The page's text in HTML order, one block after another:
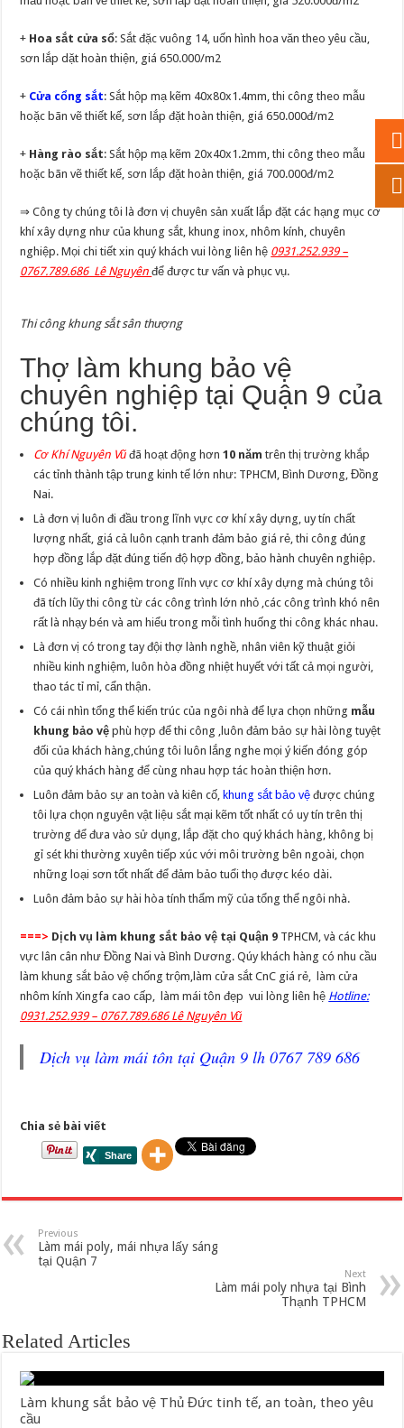
+ Hoa sắt cửa sổ: Sắt đặc vuông 14, uốn hình hoa văn theo yêu cầu,
sơn lắp dặt hoàn thiện, giá 650.000/m2
+ Cửa cổng sắt: Sắt hộp mạ kẽm 40x80x1.4mm, thi công theo mẫu
hoặc bãn vẽ thiết kế, sơn lắp đặt hoàn thiện, giá 650.000đ/m2
+ Hàng rào sắt: Sắt hộp mạ kẽm 20x40x1.2mm, thi công theo mẫu
hoặc bãn vẽ thiết kế, sơn lắp đặt hoàn thiện, giá 700.000đ/m2
⇒ Công ty chúng tôi là đơn vị chuyên sản xuất lắp đặt các hạng mục cơ
khí xây dựng như của khung sắt, khung inox, nhôm kính, chuyên
nghiệp. Mọi chi tiết xin quý khách vui lòng liên hệ 0931.252.939 –
0767.789.686 Lê Nguyênđể được tư vấn và phục vụ.
Thi công khung sắt sân thượng
Thợ làm khung bảo vệ
chuyên nghiệp tại Quận 9 của
chúng tôi.
Cơ Khí Nguyên Vũ đã hoạt động hơn10 năm trên thị trường khắp
các tỉnh thành tập trung kinh tế lớn như: TPHCM, Bình Dương, Đồng
Nai.
Là đơn vị luôn đi đầu trong lĩnh vực cơ khí xây dựng, uy tín chất
lượng nhất, giá cả luôn cạnh tranh đảm bảo giá rẻ, thi công đúng
hợp đồng lắp đặt đúng tiến độ hợp đồng, bảo hành chuyên nghiệp.
Có nhiều kinh nghiệm trong lĩnh vực cơ khí xây dựng mà chúng tôi
đã tích lũy thi công từ các công trình lớn nhỏ ,các công trình khó nên
rất là nhạy bén và am hiểu trong mỗi tình huống thi công khác nhau.
Là đơn vị có trong tay đội thợ lành nghề, nhân viên kỹ thuật giỏi
nhiều kinh nghiệm, luôn hòa đồng nhiệt huyết với tất cả mọi người,
thao tác tỉ mỉ, cẩn thận.
Có cái nhìn tổng thể kiến trúc của ngôi nhà để lựa chọn những mẫu
khung bảo vệ phù hợp để thi công ,luôn đảm bảo sự hài lòng tuyệt
đối của khách hàng,chúng tôi luôn lắng nghe mọi ý kiến đóng góp
của quý khách hàng để cùng nhau hợp tác hoàn thiện hơn.
Luôn đảm bảo sự an toàn và kiên cố, khung sắt bảo vệ được chúng
tôi lựa chọn nguyên vật liệu sắt mại kẽm tốt nhất có uy tín trên thị
trường để đưa vào sử dụng, lắp đặt cho quý khách hàng, không bị
gỉ sét khi thường xuyên tiếp xúc với môi trường bên ngoài, chọn
những loại sơn tốt nhất để đảm bảo tuổi thọ được kéo dài.
Luôn đảm bảo sự hài hòa tính thẩm mỹ của tổng thể ngôi nhà.
===> Dịch vụ làm khung sắt bảo vệ tại Quận 9 TPHCM, và các khu
vực lân cân như Đồng Nai và Bình Dương. Qúy khách hàng có nhu cầu
làm khung sắt bảo vệ chống trộm,làm cửa sắt CnC giá rẻ, làm cửa
nhôm kính Xingfa cao cấp, làm mái tôn đẹp vui lòng liên hệ Hotline:
0931.252.939 – 0767.789.686 Lê Nguyên Vũ
Dịch vụ làm mái tôn tại Quận 9 lh 0767 789 686
Chia sẻ bài viết
Previous
Làm mái poly, mái nhựa lấy sáng
tại Quận 7
Next
Làm mái poly nhựa tại Bình
Thạnh TPHCM
Related Articles
Làm khung sắt bảo vệ Thủ Đức tinh tế, an toàn, theo yêu
cầu